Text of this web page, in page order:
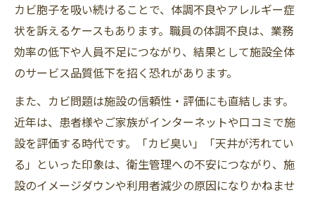
カビ胞子を吸い続けることで、体調不良やアレルギー症
状を訴えるケースもあります。職員の体調不良は、業務
効率の低下や人員不足につながり、結果として施設全体
のサービス品質低下を招く恐れがあります。
また、カビ問題は施設の信頼性・評価にも直結します。
近年は、患者様やご家族がインターネットや口コミで施
設を評価する時代です。「カビ臭い」「天井が汚れてい
る」といった印象は、衛生管理への不安につながり、施
設のイメージダウンや利用者減少の原因になりかねませ